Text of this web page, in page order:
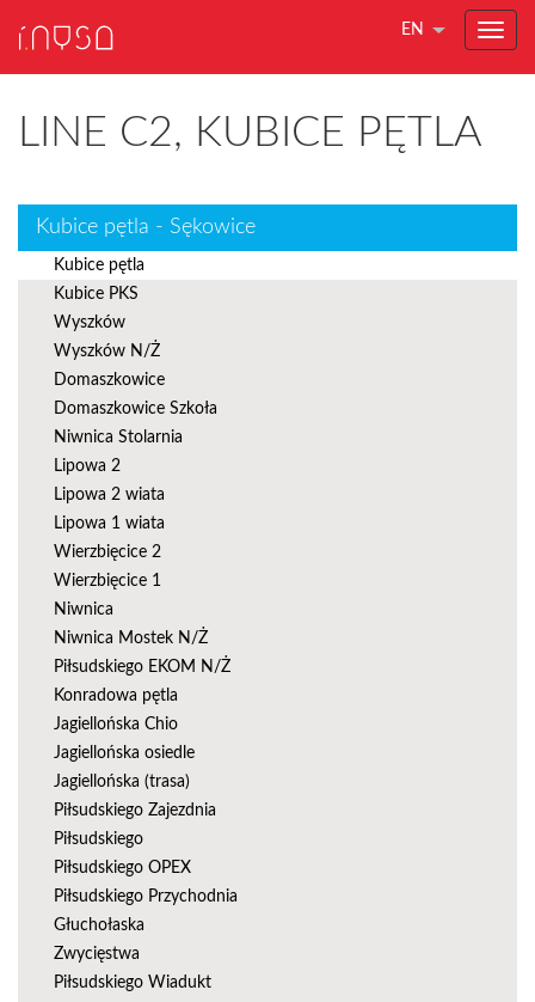
EN
LINE C2, KUBICE PĘTLA
Kubice pętla - Sękowice
Kubice pętla
Kubice PKS
Wyszków
Wyszków N/Ż
Domaszkowice
Domaszkowice Szkoła
Niwnica Stolarnia
Lipowa 2
Lipowa 2 wiata
Lipowa 1 wiata
Wierzbięcice 2
Wierzbięcice 1
Niwnica
Niwnica Mostek N/Ż
Piłsudskiego EKOM N/Ż
Konradowa pętla
Jagiellońska Chio
Jagiellońska osiedle
Jagiellońska (trasa)
Piłsudskiego Zajezdnia
Piłsudskiego
Piłsudskiego OPEX
Piłsudskiego Przychodnia
Głuchołaska
Zwycięstwa
Piłsudskiego Wiadukt